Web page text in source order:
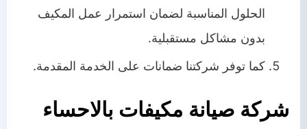
الحلول المناسبة لضمان استمرار عمل المكيف
بدون مشاكل مستقبلية.
كما توفر شركتنا ضمانات على الخدمة المقدمة.
شركة صيانة مكيفات بالاحساء